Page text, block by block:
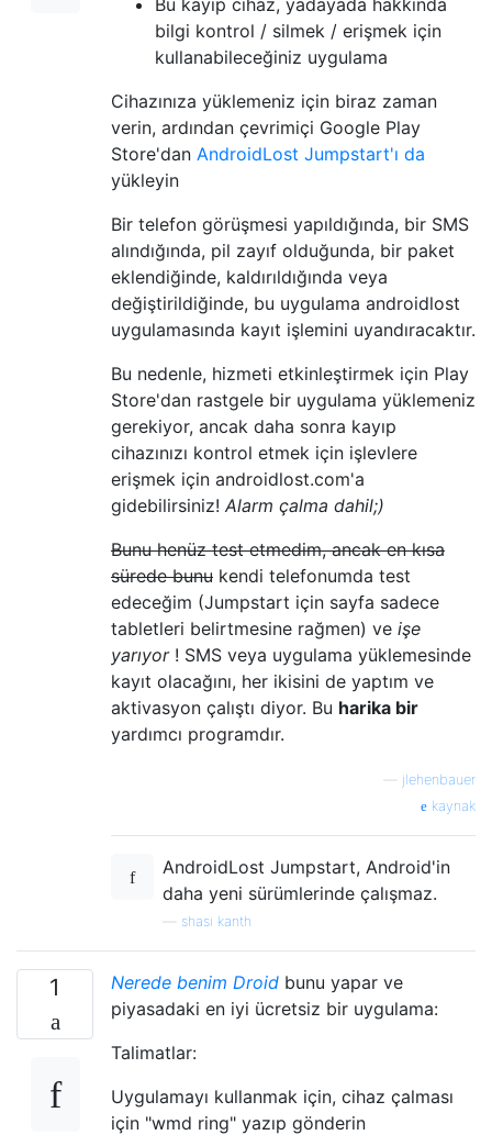
bilgi kontrol / silmek / erişmek için
kullanabileceğiniz uygulama
Cihazınıza yüklemeniz için biraz zaman
verin, ardından çevrimiçi Google Play
Store'dan AndroidLost Jumpstart'ı da
yükleyin
Bir telefon görüşmesi yapıldığında, bir SMS
alındığında, pil zayıf olduğunda, bir paket
eklendiğinde, kaldırıldığında veya
değiştirildiğinde, bu uygulama androidlost
uygulamasında kayıt işlemini uyandıracaktır.
Bu nedenle, hizmeti etkinleştirmek için Play
Store'dan rastgele bir uygulama yüklemeniz
gerekiyor, ancak daha sonra kayıp
cihazınızı kontrol etmek için işlevlere
erişmek için androidlost.com'a
gidebilirsiniz! Alarm çalma dahil;)
Bunu henüz test etmedim, ancak en kısa
sürede bunu kendi telefonumda test
edeceğim (Jumpstart için sayfa sadece
tabletleri belirtmesine rağmen) ve işe
yarıyor! SMS veya uygulama yüklemesinde
kayıt olacağını, her ikisini de yaptım ve
aktivasyon çalıştı diyor. Bu harika bir
yardımcı programdır.
jlehenbauer
kaynak
AndroidLost Jumpstart, Android'in
daha yeni sürümlerinde çalışmaz.
shasi kanth
1 Nerede benim Droid bunu yapar ve
piyasadaki en iyi ücretsiz bir uygulama:
Talimatlar:
Uygulamayı kullanmak için, cihaz çalması
için "wmd ring" yazıp gönderin